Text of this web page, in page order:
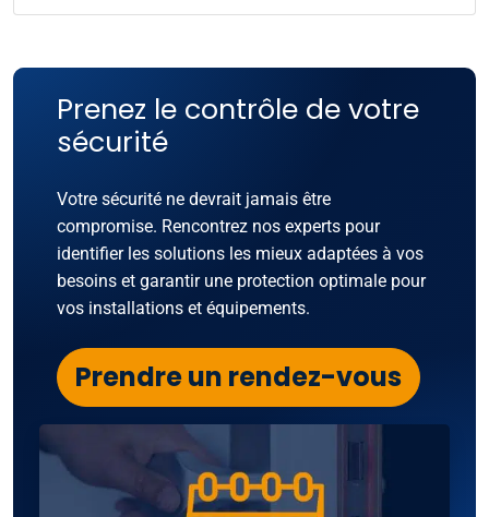
Prenez le contrôle de votre
sécurité
Votre sécurité ne devrait jamais être
compromise. Rencontrez nos experts pour
identifier les solutions les mieux adaptées à vos
besoins et garantir une protection optimale pour
vos installations et équipements.
Prendre un rendez-vous